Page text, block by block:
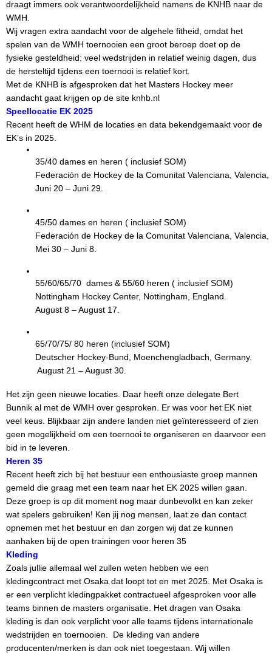
draagt immers ook verantwoordelijkheid namens de KNHB naar de
WMH.
Wij vragen extra aandacht voor de algehele fitheid, omdat het
spelen van de WMH toernooien een groot beroep doet op de
fysieke gesteldheid: veel wedstrijden in relatief weinig dagen, dus
de hersteltijd tijdens een toernooi is relatief kort.
Met de KNHB is afgesproken dat het Masters Hockey meer
aandacht gaat krijgen op de site knhb.nl
Speellocatie EK 2025
Recent heeft de WHM de locaties en data bekendgemaakt voor de
EK’s in 2025.
35/40 dames en heren ( inclusief SOM)
Federación de Hockey de la Comunitat Valenciana,
Juni 20 – Juni 29.
45/50 dames en heren ( inclusief SOM)
Federación de Hockey de la Comunitat Valenciana,
Mei 30 – Juni 8.
55/60/65/70  dames & 55/60 heren ( inclusief SOM)
Nottingham Hockey Center, Nottingham, England.
August 8 – August 17.
65/70/75/ 80 heren (inclusief SOM)
Deutscher Hockey-Bund, Moenchengladbach, Germany.
August 21 – August 30.
Het zijn geen nieuwe locaties. Daar heeft onze delegate Bert
Bunnik al met de WMH over gesproken. Er was voor het EK niet
veel keus. Blijkbaar zijn andere landen niet geïnteresseerd of zien
geen mogelijkheid om een toernooi te organiseren en daarvoor een
bid in te leveren.
Heren 35
Recent heeft zich bij het bestuur een enthousiaste groep mannen
gemeld die graag met een team naar het EK 2025 willen gaan.
Deze groep is op dit moment nog maar dunbevolkt en kan zeker
wat spelers gebruiken! Ken jij nog mensen, laat ze dan contact
opnemen met het bestuur en dan zorgen wij dat ze kunnen
aanhaken bij de open trainingen voor heren 35
Kleding
Zoals jullie allemaal wel zullen weten hebben we een
kledingcontract met Osaka dat loopt tot en met 2025. Met Osaka is
er een verplicht kledingpakket contractueel afgesproken voor alle
teams binnen de masters organisatie. Het dragen van Osaka
kleding is dan ook verplicht voor alle teams tijdens internationale
wedstrijden en toernooien. De kleding van andere
producenten/merken is dan ook niet toegestaan. Wij willen